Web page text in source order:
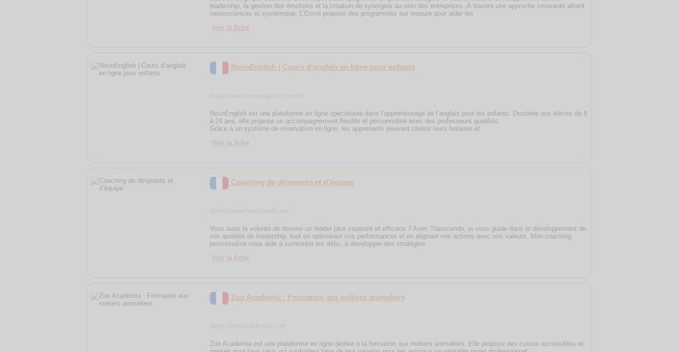
leadership, la gestion des émotions et la création de synergies au sein des entreprises. À travers une approche innovante alliant
neurosciences et systémique, L’Envol propose des programmes sur mesure pour aider les
Voir la fiche
NovoEnglish | Cours d’anglais en ligne pour enfants
NovoEnglish est une plateforme en ligne spécialisée dans l’apprentissage de l’anglais pour les enfants. Destinée aux élèves de 8
à 24 ans, elle propose un accompagnement flexible et personnalisé avec des professeurs qualifiés.
Grâce à un système de réservation en ligne, les apprenants peuvent choisir leurs horaires et
Voir la fiche
Coaching de dirigeants et d’équipe
Vous avez la volonté de devenir un leader plus inspirant et efficace ? Avec Transcendo, je vous guide dans le développement de
vos qualités de leadership, tout en optimisant vos performances et en alignant vos actions avec vos valeurs. Mon coaching
personnalisé vous aide à surmonter les défis, à développer des stratégies
Voir la fiche
Zoo Academia : Formation aux métiers animaliers
Zoo Academia est une plateforme en ligne dédiée à la formation aux métiers animaliers. Elle propose des cursus accessibles et